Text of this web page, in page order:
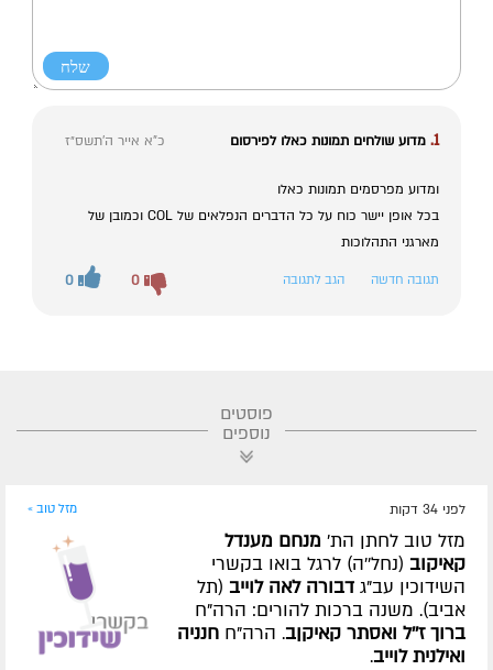
1. מדוע שולחים תמונות כאלו לפירסום כ"א אייר ה׳תשס״ז
ומדוע מפרסמים תמונות כאלו
בכל אופן יישר כוח על כל הדברים הנפלאים של COL וכמובן של
מארגני התהלוכות
תגובה חדשה הגב לתגובה 0 0
פוסטים
נוספים
לפני 34 דקות מזל טוב »
מזל טוב לחתן הת' מנחם מענדל
קאיקוב (נחל''ה) לרגל בואו בקשרי
השידוכין עב"ג דבורה לאה לוייב (תל
אביב). משנה ברכות להורים: הרה"ח
ברוך ז''ל ואסתר קאיקןב. הרה"ח חנניה
ואילנית לוייב.